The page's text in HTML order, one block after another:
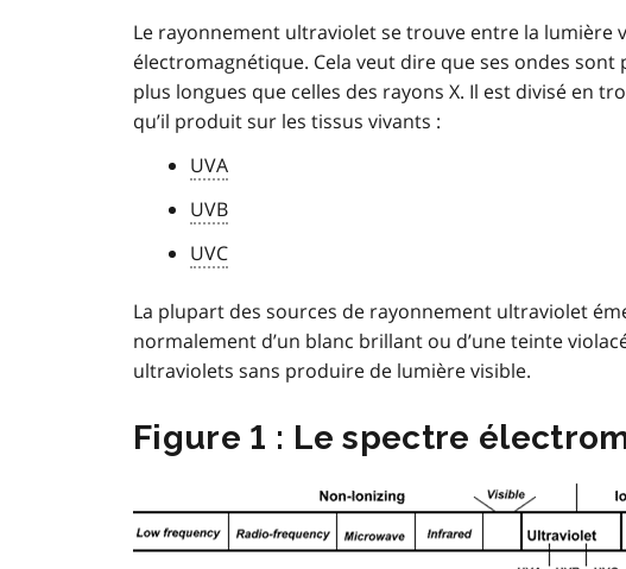
Le rayonnement ultraviolet se trouve entre la lumière
électromagnétique. Cela veut dire que ses ondes
plus longues que celles des rayons X. Il est divisé en
qu’il produit sur les tissus vivants :
UVA
UVB
UVC
La plupart des sources de rayonnement ultraviolet
normalement d’un blanc brillant ou d’une teinte
ultraviolets sans produire de lumière visible.
Figure 1 : Le spectre